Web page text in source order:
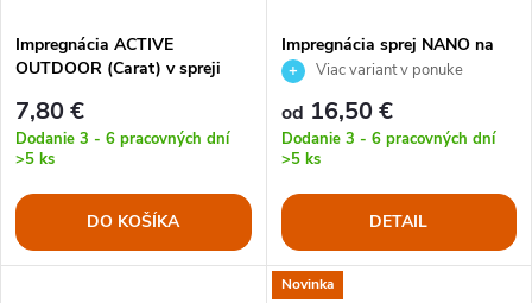
e
p
r
o
s
p
r
o
d
Impregnácia ACTIVE
OUTDOOR (Carat) v spreji
7,80 €
Dodanie 3 - 6 pracovných dní
>5 ks
DO KOŠÍKA
Impregnácia sprej NANO na
textil a kožu
Viac variant v ponuke
od 16,50 €
Dodanie 3 - 6 pracovných dní
>5 ks
DETAIL
Novinka